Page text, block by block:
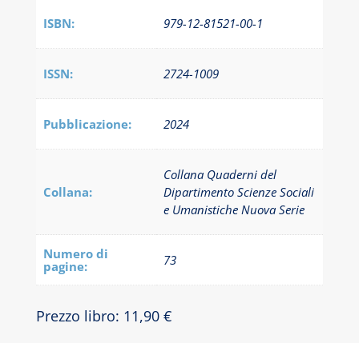
ISBN: 979-12-81521-00-1
ISSN: 2724-1009
Pubblicazione: 2024
Collana:
Collana Quaderni del
Dipartimento Scienze Sociali
e Umanistiche Nuova Serie
Numero di
pagine:
73
Prezzo libro: 11,90 €